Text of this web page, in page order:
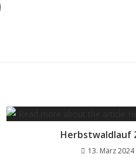
Herbstwaldlauf
13. März 2024